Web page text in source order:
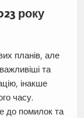
року
планів, але
та
інакше
часу.
до помилок та